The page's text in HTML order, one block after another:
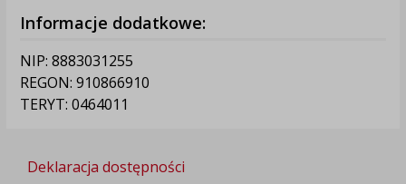
Informacje dodatkowe:
NIP: 8883031255
REGON: 910866910
TERYT: 0464011
Deklaracja dostępności